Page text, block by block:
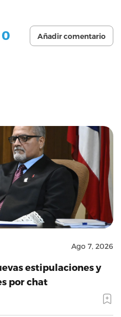
0 Añadir comentario
Ago 7, 2026
estipulaciones y
por chat